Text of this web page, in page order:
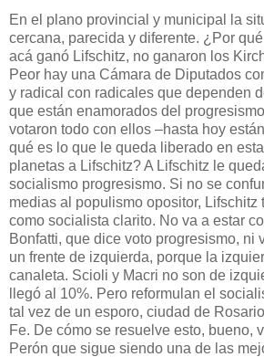
En el plano provincial y municipal la
cercana, parecida y diferente. ¿Por
acá ganó Lifschitz, no ganaron los
Peor hay una Cámara de Diputados
y radical con radicales que dependen
que están enamorados del
votaron todo con ellos –hasta hoy
qué es lo que le queda liberado en
planetas a Lifschitz? A Lifschitz le
socialismo progresismo. Si no se
medias al populismo opositor, Lifschitz
como socialista clarito. No va a estar
Bonfatti, que dice voto progresismo, ni
un frente de izquierda, porque la
canaleta. Scioli y Macri no son de
llegó al 10%. Pero reformulan el
tal vez de un esporo, ciudad de
Fe. De cómo se resuelve esto, bueno,
Perón que sigue siendo una de las